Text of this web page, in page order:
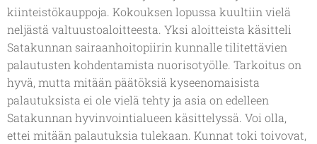
kiinteistökauppoja. Kokouksen lopussa kuultiin vielä
neljästä valtuustoaloitteesta. Yksi aloitteista käsitteli
Satakunnan sairaanhoitopiirin kunnalle tilitettävien
palautusten kohdentamista nuorisotyölle. Tarkoitus on
hyvä, mutta mitään päätöksiä kyseenomaisista
palautuksista ei ole vielä tehty ja asia on edelleen
Satakunnan hyvinvointialueen käsittelyssä. Voi olla,
ettei mitään palautuksia tulekaan. Kunnat toki toivovat,